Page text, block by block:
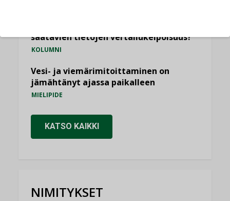
saatavien tietojen vertailukelpoisuus?
KOLUMNI
Vesi- ja viemärimitoittaminen on
jämähtänyt ajassa paikalleen
MIELIPIDE
KATSO KAIKKI
NIMITYKSET